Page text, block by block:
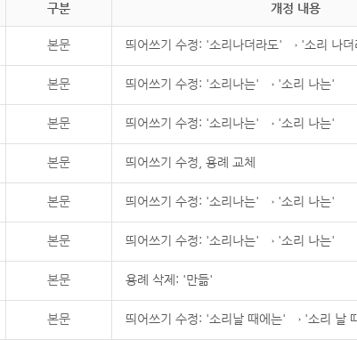
구분 개정 내용
본문 띄어쓰기 수정: '소리나더라도' → '소리 나더
본문 띄어쓰기 수정: '소리나는' → '소리 나는'
본문 띄어쓰기 수정: '소리나는' → '소리 나는'
본문 띄어쓰기 수정, 용례 교체
본문 띄어쓰기 수정: '소리나는' → '소리 나는'
본문 띄어쓰기 수정: '소리나는' → '소리 나는'
본문 용례 삭제: '만듦'
본문 띄어쓰기 수정: '소리날 때에는' → '소리 날